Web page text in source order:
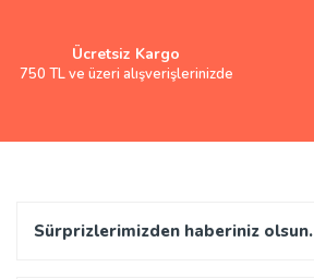
Ücretsiz Kargo
750 TL ve üzeri alışverişlerinizde
Sürprizlerimizden haberiniz olsun.